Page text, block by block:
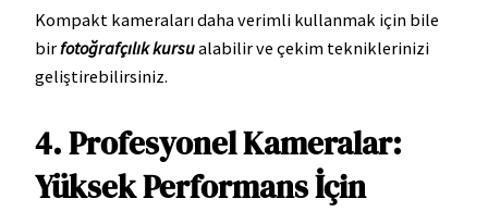
Kompakt kameraları daha verimli kullanmak için bile
bir fotoğrafçılık kursualabilir ve çekim tekniklerinizi
geliştirebilirsiniz.
4. Profesyonel Kameralar:
Yüksek Performans İçin